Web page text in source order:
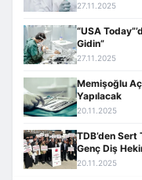
27.11.2025
“USA
Gidin”
27.11.2025
Memişoğlu
Yapılacak
20.11.2025
TDB’den Sert
Genç Diş
20.11.2025